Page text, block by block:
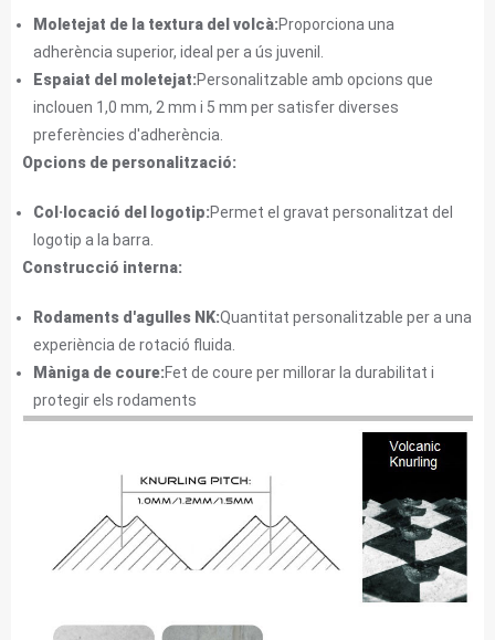
Moletejat de la textura del volcà:Proporciona una
adherència superior, ideal per a ús juvenil.
Espaiat del moletejat:Personalitzable amb opcions que
inclouen 1,0 mm, 2 mm i 5 mm per satisfer diverses
preferències d'adherència.
Opcions de personalització:
Col·locació del logotip:Permet el gravat personalitzat del
logotip a la barra.
Construcció interna:
Rodaments d'agulles NK:Quantitat personalitzable per a una
experiència de rotació fluida.
Màniga de coure:Fet de coure per millorar la durabilitat i
protegir els rodaments